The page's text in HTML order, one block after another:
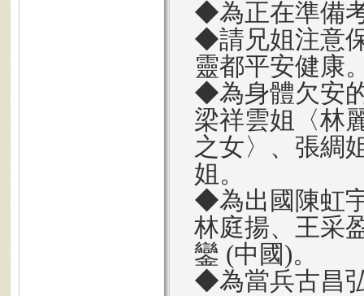
◆為正在準備
◆請兄姐注意
靈都平安健康
◆為身體欠安
梁祥雲姐〈林
之女〉、張綢
姐。
◆為出國陳虹
林庭揚、王采
鑾 (中國)。
◆為當兵古昌